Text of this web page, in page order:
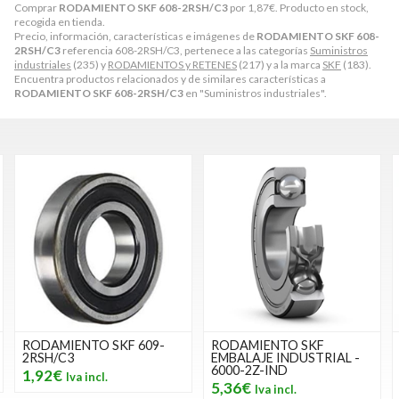
Comprar RODAMIENTO SKF 608-2RSH/C3 por 1,87€. Producto en stock,
recogida en tienda.
Precio, información, características e imágenes de RODAMIENTO SKF 608-
2RSH/C3 referencia 608-2RSH/C3, pertenece a las categorías Suministros
industriales (235) y RODAMIENTOS y RETENES (217) y a la marca SKF (183).
Encuentra productos relacionados y de similares características a
RODAMIENTO SKF 608-2RSH/C3 en "Suministros industriales".
RODAMIENTO SKF 609-
2RSH/C3
1,92€
RODAMIENTO SKF
EMBALAJE INDUSTRIAL -
6000-2Z-IND
5,36€